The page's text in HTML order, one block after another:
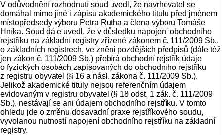
V odůvodnění rozhodnutí soud uvedl, že navrhovatel se
domáhal mimo jiné i zápisu akademického titulu před jménem
místopředsedy výboru Petra Rutha a člena výboru Tomáše
Hníka. Soud dále uvedl, že v důsledku napojení obchodního
rejstříku na základní registry zřízené zákonem č. 111/2009 Sb.,
o základních registrech, ve znění pozdějších předpisů (dále též
jen zákon č. 111/2009 Sb.) přebírá obchodní rejstřík údaje
o fyzických osobách zapisovaných do obchodního rejstříku
z registru obyvatel (§ 16 a násl. zákona č. 111/2009 Sb.).
Jelikož akademické tituly nejsou referenčním údajem
evidovaným v registru obyvatel (§ 18 odst. 1 zák. č. 111/2009
Sb.), nestávají se ani údajem obchodního rejstříku. V tomto
ohledu jde o změnu dosavadní praxe rejstříkového soudu,
vyvolanou nutností napojení obchodního rejstříku na základní
registry.